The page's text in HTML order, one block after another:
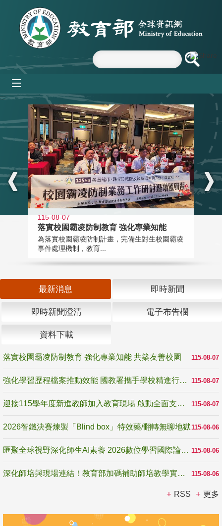
跳到主要內容區塊
:::
115-08-07
落實校園霸凌防制教育 強化專業知能
為落實校園霸凌防制計畫，完備生對生校園霸凌
事件處理機制，教育...
最新消息 即時新聞
即時新聞澄清 電子布告欄
資料下載
115-08-07
落實校園霸凌防制教育 強化專業知能 共築友善校園
115-08-07
強化學習歷程檔案推動效能 國教署攜手學校精進行政與教學支持
115-08-07
迎接115學年度新進教師加入教育現場 啟動全面支持陪伴
115-08-06
2026智鐵決賽煉製「Blind box」特效藥/翻轉無聊地獄
115-08-06
匯聚全球視野深化師生AI素養 2026數位學習國際論壇高雄登場
115-08-06
深化師培與現場連結！教育部加碼補助師培教學實踐研究 10月師培國際研討會交流教學實踐經驗
RSS 更多